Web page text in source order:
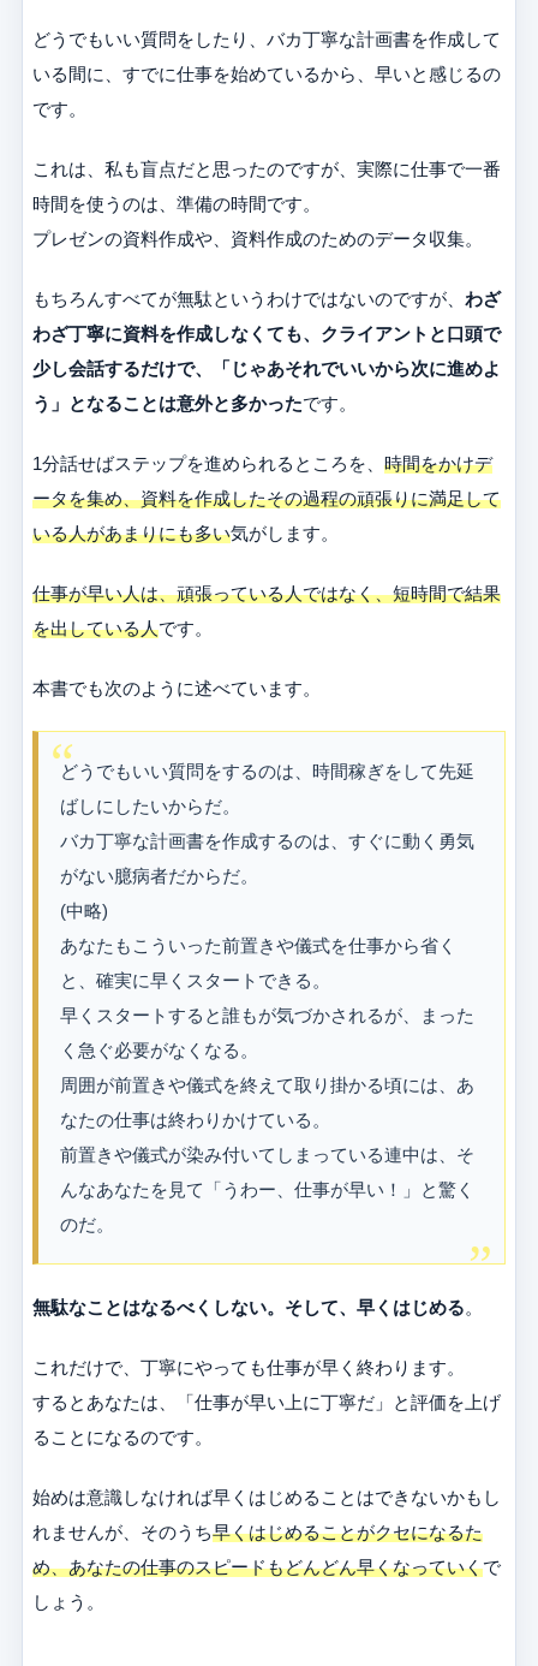
どうでもいい質問をしたり、バカ丁寧な計画書を作成して
いる間に、すでに仕事を始めているから、早いと感じるの
です。
これは、私も盲点だと思ったのですが、実際に仕事で一番
時間を使うのは、準備の時間です。
プレゼンの資料作成や、資料作成のためのデータ収集。
もちろんすべてが無駄というわけではないのですが、 わざ
わざ丁寧に資料を作成しなくても、クライアントと口頭で
少し会話するだけで、「じゃあそれでいいから次に進めよ
う」となることは意外と多かったです。
1分話せばステップを進められるところを、 時間をかけデ
ータを集め、資料を作成したその過程の頑張りに満足して
いる人があまりにも多い気がします。
仕事が早い人は、頑張っている人ではなく、短時間で結果
を出している人です。
本書でも次のように述べています。
どうでもいい質問をするのは、時間稼ぎをして先延
ばしにしたいからだ。
バカ丁寧な計画書を作成するのは、すぐに動く勇気
がない臆病者だからだ。
(中略)
あなたもこういった前置きや儀式を仕事から省く
と、確実に早くスタートできる。
早くスタートすると誰もが気づかされるが、まった
く急ぐ必要がなくなる。
周囲が前置きや儀式を終えて取り掛かる頃には、あ
なたの仕事は終わりかけている。
前置きや儀式が染み付いてしまっている連中は、そ
んなあなたを見て「うわー、仕事が早い！」と驚く
のだ。
無駄なことはなるべくしない。そして、早くはじめる。
これだけで、丁寧にやっても仕事が早く終わります。
するとあなたは、「仕事が早い上に丁寧だ」と評価を上げ
ることになるのです。
始めは意識しなければ早くはじめることはできないかもし
れませんが、そのうち早くはじめることがクセになるた
め、あなたの仕事のスピードもどんどん早くなっていくで
しょう。